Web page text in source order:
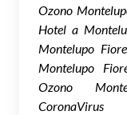
Ozono
Hotel a
Montelupo
Montelupo
Ozono
CoronaVirus